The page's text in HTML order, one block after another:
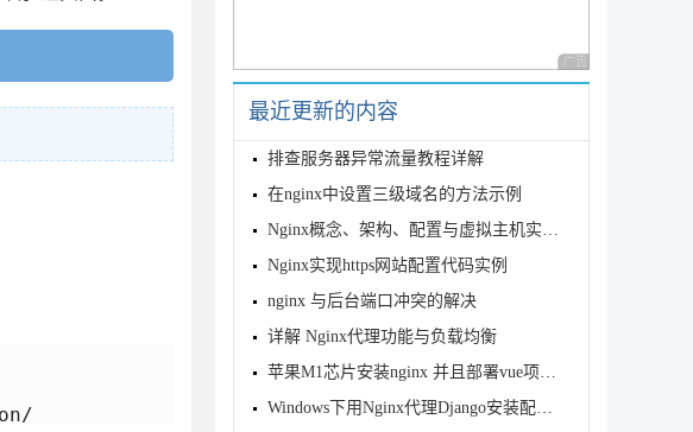
广告 商业广告，理性
最近更新的内容
排查服务器异常流量教程详解
在nginx中设置三级域名的方法示例
Nginx概念、架构、配置与虚拟主机实战操作指南
Nginx实现https网站配置代码实例
nginx 与后台端口冲突的解决
详解 Nginx代理功能与负载均衡
苹果M1芯片安装nginx 并且部署vue项目步骤详解
Windows下用Nginx代理Django安装配置实例